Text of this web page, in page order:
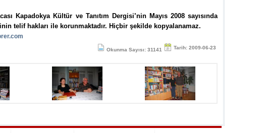
Kapadokya Kültür ve Tanıtım Dergisi’nin Mayıs 2008 sayısında
telif hakları ile korunmaktadır. Hiçbir şekilde kopyalanamaz.
Okunma Sayısı: 31141 Tarih: 2009-06-23